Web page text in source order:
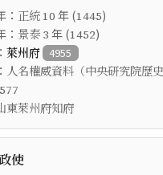
正統10 年 (1445)
： 景泰 3 年 (1452)
萊州府 4955
人名權威資料（中央研究院歷
東萊州府知府
使